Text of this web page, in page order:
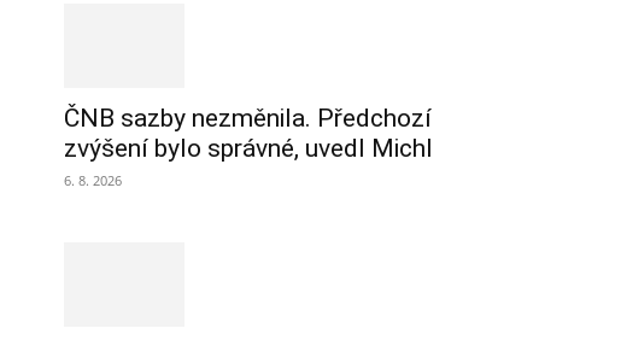
ČNB sazby nezměnila. Předchozí
zvýšení bylo správné, uvedl Michl
6. 8. 2026